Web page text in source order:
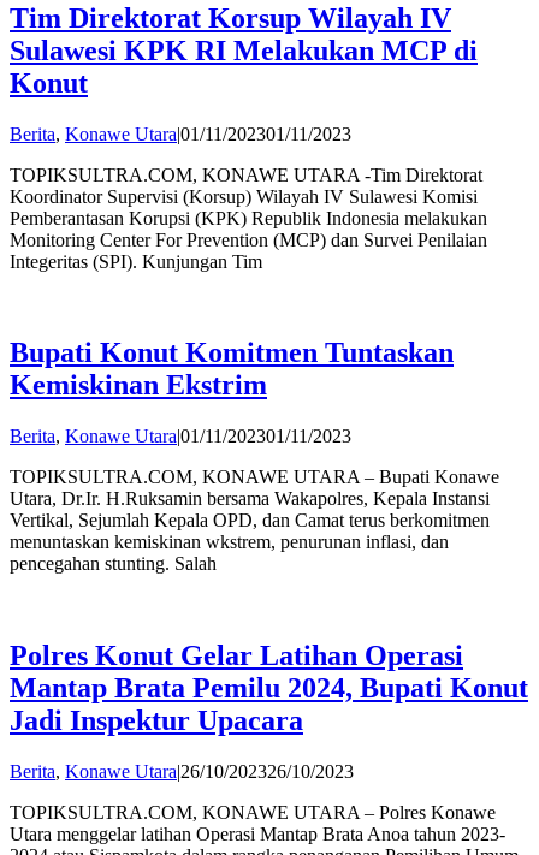
Tim Direktorat Korsup Wilayah IV
Sulawesi KPK RI Melakukan MCP di
Konut
Berita, Konawe Utara|01/11/202301/11/2023by
Hatta
TOPIKSULTRA.COM, KONAWE UTARA -Tim Direktorat
Koordinator Supervisi (Korsup) Wilayah IV Sulawesi Komisi
Pemberantasan Korupsi (KPK) Republik Indonesia melakukan
Monitoring Center For Prevention (MCP) dan Survei Penilaian
Integeritas (SPI). Kunjungan Tim
Bupati Konut Komitmen Tuntaskan
Kemiskinan Ekstrim
Berita, Konawe Utara|01/11/202301/11/2023by
Hatta
TOPIKSULTRA.COM, KONAWE UTARA – Bupati Konawe
Utara, Dr.Ir. H.Ruksamin bersama Wakapolres, Kepala Instansi
Vertikal, Sejumlah Kepala OPD, dan Camat terus berkomitmen
menuntaskan kemiskinan wkstrem, penurunan inflasi, dan
pencegahan stunting. Salah
Polres Konut Gelar Latihan Operasi
Mantap Brata Pemilu 2024, Bupati Konut
Jadi Inspektur Upacara
Berita, Konawe Utara|26/10/202326/10/2023by
Hatta
TOPIKSULTRA.COM, KONAWE UTARA – Polres Konawe
Utara menggelar latihan Operasi Mantap Brata Anoa tahun 2023-